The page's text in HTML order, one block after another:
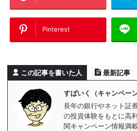
Pinterest
この記事を書いた人 最新記事
すぱいく（キャンペーン
長年の銀行やネット証
の投資体験をもとに高
関キャンペーン情報満